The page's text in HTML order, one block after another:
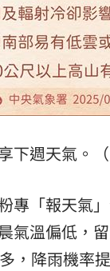
18:15
下週天氣。
專「報天氣
氣溫偏低，
，降雨機率